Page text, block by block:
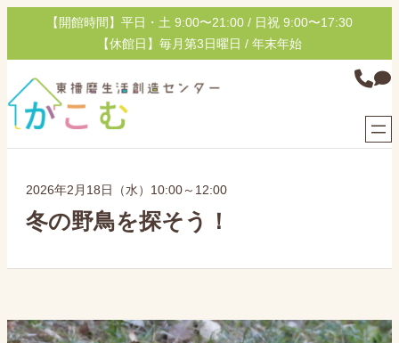
を
キ
ッ
プ
【開館時間】平日・土 9:00〜21:00 / 日祝 9:00〜17:30
【休館日】毎月第3日曜日 / 年末年始
グ
プ
2026年2月18日（水）10:00～12:00
冬の野鳥を探そう！